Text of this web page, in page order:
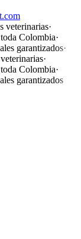
veterinarias·
Colombia·
garantizados·
·
Colombia·
garantizados